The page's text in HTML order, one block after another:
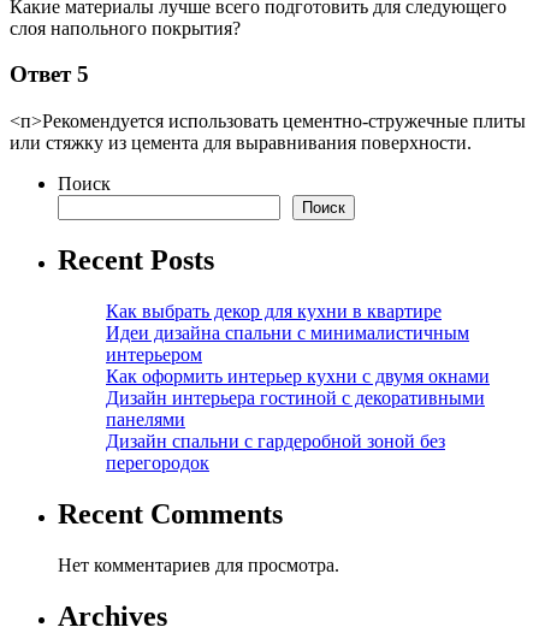
Какие материалы лучше всего подготовить для следующего
слоя напольного покрытия?
Ответ 5
<п>Рекомендуется использовать цементно-стружечные плиты
или стяжку из цемента для выравнивания поверхности.
Поиск
Поиск
Recent Posts
Как выбрать декор для кухни в квартире
Идеи дизайна спальни с минималистичным
интерьером
Как оформить интерьер кухни с двумя окнами
Дизайн интерьера гостиной с декоративными
панелями
Дизайн спальни с гардеробной зоной без
перегородок
Recent Comments
Нет комментариев для просмотра.
Archives